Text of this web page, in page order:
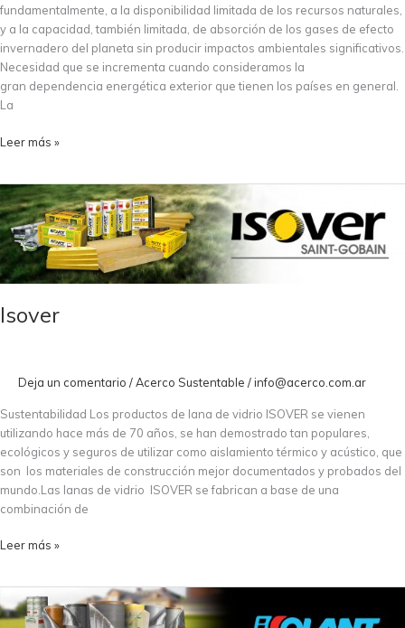
fundamentalmente, a la disponibilidad limitada de los recursos naturales,
y a la capacidad, también limitada, de absorción de los gases de efecto
invernadero del planeta sin producir impactos ambientales significativos.
Necesidad que se incrementa cuando consideramos la
gran dependencia energética exterior que tienen los países en general.
La
Leer más »
Isover
Deja un comentario /Acerco Sustentable / info@acerco.com.ar
Sustentabilidad ​Los productos de lana de vidrio ISOVER se vienen
utilizando hace más de 70 años, se han demostrado tan populares,
ecológicos y seguros de utilizar como aislamiento térmico y acústico, que
son los materiales de construcción mejor documentados y probados del
mundo.Las lanas de vidrio ISOVER se fabrican a base de una
combinación de
Isover
Leer más »
Isolant